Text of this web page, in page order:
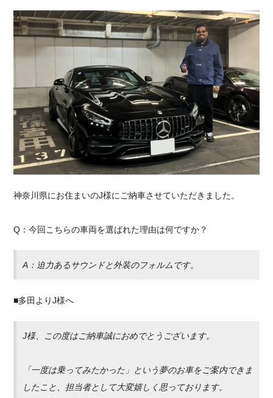
店舗/スタッフ情報
インフォメーション
トップランク・マガジン
採用情報
神奈川県にお住まいのJ様にご納車させていただきました。
Q：今回こちらの車両を選ばれた理由は何ですか？
A：迫力あるサウンドと外装のフォルムです。
■多田よりJ様へ
J様、この度はご納車誠におめでとうございます。
「一度は乗ってみたかった」という夢のお車をご案内できま
したこと、担当者として大変嬉しく思っております。